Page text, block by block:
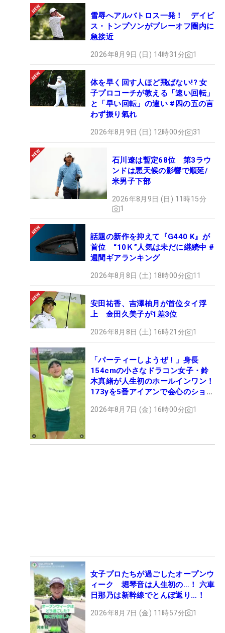
雪辱へアルバトロス一発！ デイビ
ス・トンプソンがプレーオフ圏内に
急接近
2026年8月9日 (日) 14時31分 1
体を早く回す人ほど飛ばない!? 女
子プロコーチが教える「速い回転」
と「早い回転」の違い #四の五の言
わず振り氣れ
2026年8月9日 (日) 12時00分 31
石川遼は暫定68位 第3ラウ
ンドは悪天候の影響で順延/
米男子下部
2026年8月9日 (日) 11時15分
1
話題の新作を抑えて『G440 K』が
首位 “10Ｋ”人気は未だに継続中 #
週間ギアランキング
2026年8月8日 (土) 18時00分 11
安田祐香、吉澤柚月が首位タイ浮
上 金田久美子が1差3位
2026年8月8日 (土) 16時21分 1
「パーティーしようぜ！」身長
154cmの小さなドラコン女子・鈴
木真緒が人生初のホールインワン！
173yを5番アイアンで会心のショッ
2026年8月7日 (金) 16時00分 1
女子プロたちが過ごしたオープンウ
ィーク 堀琴音は人生初の…！ 六車
日那乃は新幹線でとんぼ返り…！
2026年8月7日 (金) 11時57分 1